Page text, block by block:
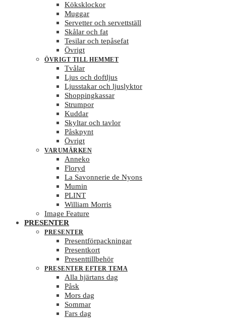
Köksklockor
Muggar
Servetter och servettställ
Skålar och fat
Tesilar och tepåsefat
Övrigt
ÖVRIGT TILL HEMMET
Tvålar
Ljus och doftljus
Ljusstakar och ljuslyktor
Shoppingkassar
Strumpor
Kuddar
Skyltar och tavlor
Påskpynt
Övrigt
VARUMÄRKEN
Anneko
Floryd
La Savonnerie de Nyons
Mumin
PLINT
William Morris
Image Feature
PRESENTER
PRESENTER
Presentförpackningar
Presentkort
Presenttillbehör
PRESENTER EFTER TEMA
Alla hjärtans dag
Påsk
Mors dag
Sommar
Fars dag